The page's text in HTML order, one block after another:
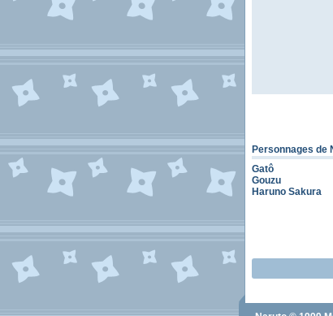
Personnages de
Gatô
Gouzu
Haruno Sakura